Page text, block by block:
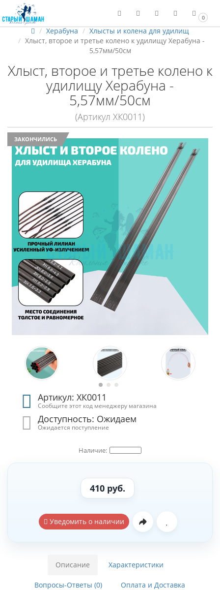
0
Херабуна
Хлысты и колена для удилищ
Хлыст, второе и третье колено к удилищу Херабуна -
5,57мм/50см
Хлыст, второе и третье колено к
удилищу Херабуна -
5,57мм/50см
(Артикул ХК0011)
ЗАКОНЧИЛИСЬ
Артикул: ХК0011
Сообщите этот код менеджеру магазина
Доступность: Ожидаем
Ожидается поступление
410 руб.
Уведомить о наличии
Описание Характеристики
Вопросы-Ответы (0) Оплата и Доставка